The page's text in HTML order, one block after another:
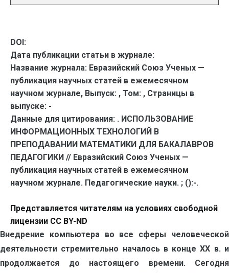
DOI:
Дата публикации статьи в журнале:
Название журнала: Евразийский Союз Ученых —
публикация научных статей в ежемесячном
научном журнале, Выпуск: , Том: , Страницы в
выпуске: -
Данные для цитирования: . ИСПОЛЬЗОВАНИЕ
ИНФОРМАЦИОННЫХ ТЕХНОЛОГИЙ В
ПРЕПОДАВАНИИ МАТЕМАТИКИ ДЛЯ БАКАЛАВРОВ
ПЕДАГОГИКИ // Евразийский Союз Ученых —
публикация научных статей в ежемесячном
научном журнале. Педагогические науки. ; ():-.
Представляется читателям на условиях свободной
лицензии CC BY-ND
Внедрение компьютера во все сферы человеческой
деятельности стремительно началось в конце XX в. и
продолжается до настоящего времени. Сегодня